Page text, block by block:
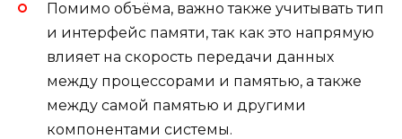
Помимо объёма, важно также учитывать тип
и интерфейс памяти, так как это напрямую
влияет на скорость передачи данных
между процессорами и памятью, а также
между самой памятью и другими
компонентами системы.